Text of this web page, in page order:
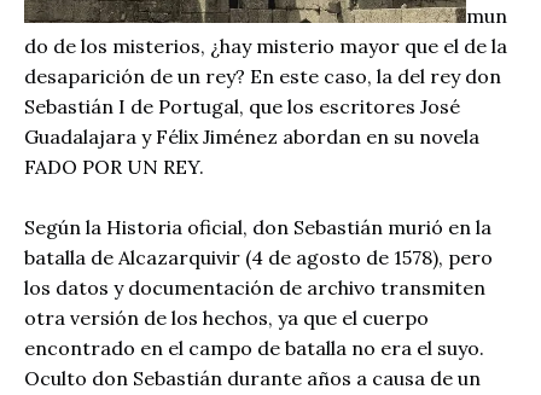
mun
do de los misterios, ¿hay misterio mayor que el de la
desaparición de un rey? En este caso, la del rey don
Sebastián I de Portugal, que los escritores José
Guadalajara y Félix Jiménez abordan en su novela
FADO POR UN REY.
Según la Historia oficial, don Sebastián murió en la
batalla de Alcazarquivir (4 de agosto de 1578), pero
los datos y documentación de archivo transmiten
otra versión de los hechos, ya que el cuerpo
encontrado en el campo de batalla no era el suyo.
Oculto don Sebastián durante años a causa de un